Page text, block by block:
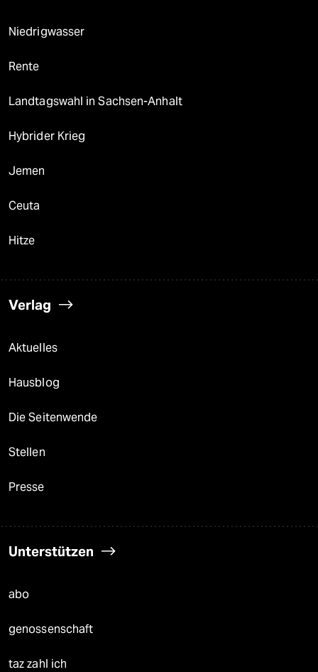
Niedrigwasser
Rente
Landtagswahl in Sachsen-Anhalt
Hybrider Krieg
Jemen
Ceuta
Hitze
Verlag
Aktuelles
Hausblog
Die Seitenwende
Stellen
Presse
Unterstützen
abo
genossenschaft
taz zahl ich